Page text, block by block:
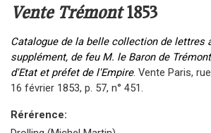
Vente Trémont1853
Catalogue de la belle collection de lettres
supplément, de feu M. le Baron de
d'Etat et préfet de l'Empire. Vente Paris,
16 février 1853, p. 57, n° 451.
Rérérence: